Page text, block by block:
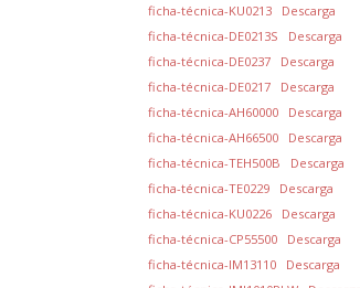
ficha-técnica-KU0213
Descarga
ficha-técnica-DE0213S
Descarga
ficha-técnica-DE0237
Descarga
ficha-técnica-DE0217
Descarga
ficha-técnica-AH60000
Descarga
ficha-técnica-AH66500
Descarga
ficha-técnica-TEH500B
Descarga
ficha-técnica-TE0229
Descarga
ficha-técnica-KU0226
Descarga
ficha-técnica-CP55500
Descarga
ficha-técnica-IM13110
Descarga